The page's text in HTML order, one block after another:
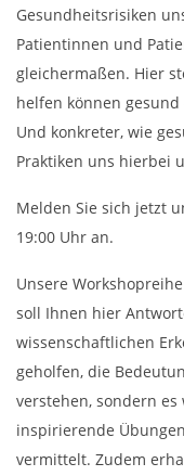
Gesundheitsrisiken
Patientinnen und
gleichermaßen. Hier
helfen können
Und konkreter, wie
Praktiken uns hierbei
Melden Sie sich jetzt
19:00 Uhr an.
Unsere
soll Ihnen hier
wissenschaftlichen
geholfen, die
verstehen, sondern
inspirierende
vermittelt. Zudem